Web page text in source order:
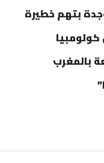
بتهم خطيرة
بالمغرب